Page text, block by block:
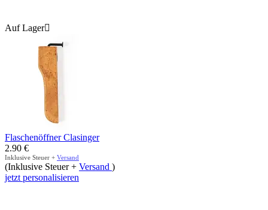
Auf Lager
Flaschenöffner Clasinger
2.90 €
Inklusive Steuer + Versand
(Inklusive Steuer + Versand )
jetzt personalisieren